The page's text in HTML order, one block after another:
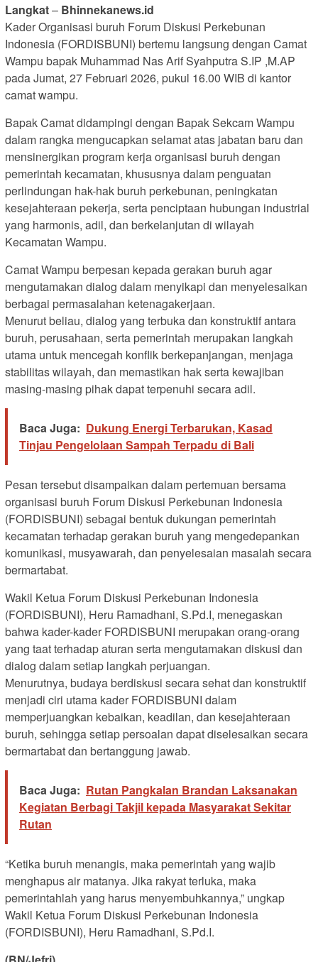
Langkat– Bhinnekanews.id
Kader Organisasi buruh Forum Diskusi Perkebunan
Indonesia (FORDISBUNI) bertemu langsung dengan Camat
Wampu bapak Muhammad Nas Arif Syahputra S.IP ,M.AP
pada Jumat, 27 Februari 2026, pukul 16.00 WIB di kantor
camat wampu.
Bapak Camat didampingi dengan Bapak Sekcam Wampu
dalam rangka mengucapkan selamat atas jabatan baru dan
mensinergikan program kerja organisasi buruh dengan
pemerintah kecamatan, khususnya dalam penguatan
perlindungan hak-hak buruh perkebunan, peningkatan
kesejahteraan pekerja, serta penciptaan hubungan industrial
yang harmonis, adil, dan berkelanjutan di wilayah
Kecamatan Wampu.
Camat Wampu berpesan kepada gerakan buruh agar
mengutamakan dialog dalam menyikapi dan menyelesaikan
berbagai permasalahan ketenagakerjaan.
Menurut beliau, dialog yang terbuka dan konstruktif antara
buruh, perusahaan, serta pemerintah merupakan langkah
utama untuk mencegah konflik berkepanjangan, menjaga
stabilitas wilayah, dan memastikan hak serta kewajiban
masing-masing pihak dapat terpenuhi secara adil.
Baca Juga: Dukung Energi Terbarukan, Kasad
Tinjau Pengelolaan Sampah Terpadu di Bali
Pesan tersebut disampaikan dalam pertemuan bersama
organisasi buruh Forum Diskusi Perkebunan Indonesia
(FORDISBUNI) sebagai bentuk dukungan pemerintah
kecamatan terhadap gerakan buruh yang mengedepankan
komunikasi, musyawarah, dan penyelesaian masalah secara
bermartabat.
Wakil Ketua Forum Diskusi Perkebunan Indonesia
(FORDISBUNI), Heru Ramadhani, S.Pd.I, menegaskan
bahwa kader-kader FORDISBUNI merupakan orang-orang
yang taat terhadap aturan serta mengutamakan diskusi dan
dialog dalam setiap langkah perjuangan.
Menurutnya, budaya berdiskusi secara sehat dan konstruktif
menjadi ciri utama kader FORDISBUNI dalam
memperjuangkan kebaikan, keadilan, dan kesejahteraan
buruh, sehingga setiap persoalan dapat diselesaikan secara
bermartabat dan bertanggung jawab.
Baca Juga: Rutan Pangkalan Brandan Laksanakan
Kegiatan Berbagi Takjil kepada Masyarakat Sekitar
Rutan
“Ketika buruh menangis, maka pemerintah yang wajib
menghapus air matanya. Jika rakyat terluka, maka
pemerintahlah yang harus menyembuhkannya,” ungkap
Wakil Ketua Forum Diskusi Perkebunan Indonesia
(FORDISBUNI), Heru Ramadhani, S.Pd.I.